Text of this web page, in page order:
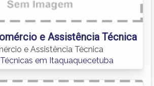
e Assistência Técnica
e Assistência Técnica
em Itaquaquecetuba